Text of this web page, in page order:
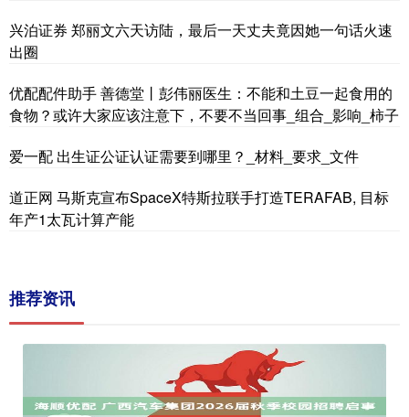
兴泊证券 郑丽文六天访陆，最后一天丈夫竟因她一句话火速
出圈
优配配件助手 善德堂丨彭伟丽医生：不能和土豆一起食用的
食物？或许大家应该注意下，不要不当回事_组合_影响_柿子
爱一配 出生证公证认证需要到哪里？_材料_要求_文件
道正网 马斯克宣布SpaceX特斯拉联手打造TERAFAB, 目标
年产1太瓦计算产能
推荐资讯